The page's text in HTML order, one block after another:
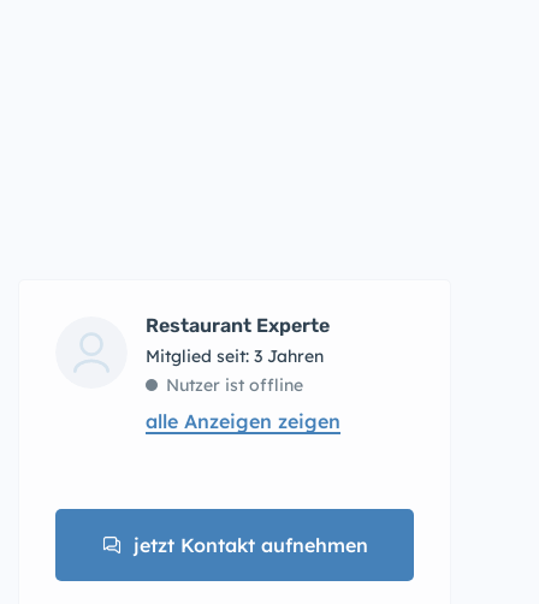
Restaurant Experte
Mitglied seit: 3 Jahren
Nutzer ist offline
alle Anzeigen zeigen
jetzt Kontakt aufnehmen